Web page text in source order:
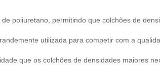
poliuretano, permitindo que colchões de
utilizada para competir com a
que os colchões de densidades maiores